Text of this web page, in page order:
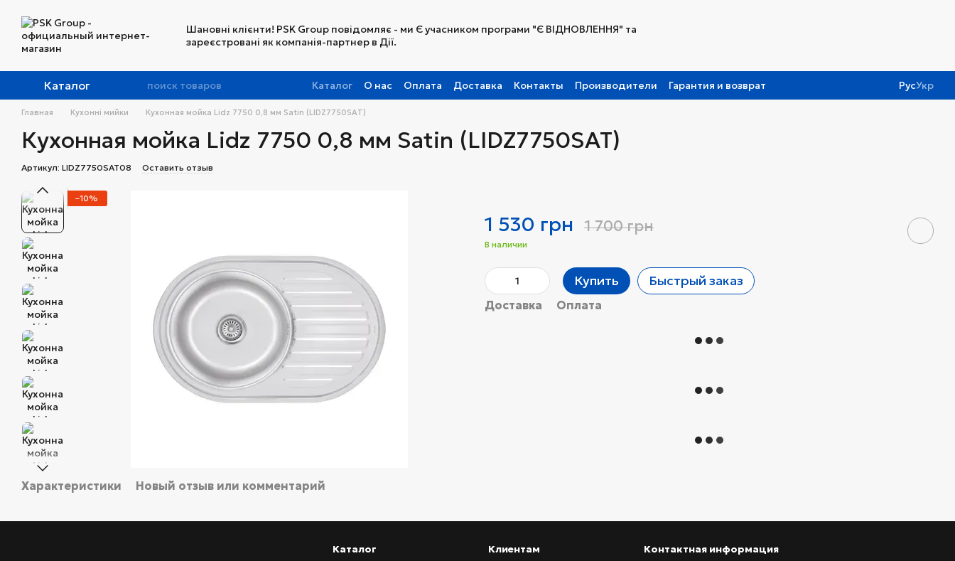
Шановні клієнти! PSK Group повідомляє - ми Є учасником програми "Є ВІДНОВЛЕННЯ" та
зареєстровані як компанія-партнер в Дії.
Каталог Каталог О нас Оплата Доставка Контакты Производители
Гарантия и возврат
Партнерская программа
РусУкр
Главная Кухонні мийки Кухонная мойка Lidz 7750 0,8 мм Satin (LIDZ7750SAT)
Кухонная мойка Lidz 7750 0,8 мм Satin (LIDZ7750SAT)
Артикул: LIDZ7750SAT08 Оставить отзыв
−10%
1 530 грн 1 700 грн
В наличии
Купить Быстрый заказ
Доставка Оплата
Характеристики Новый отзыв или комментарий
Каталог Клиентам Контактная информация